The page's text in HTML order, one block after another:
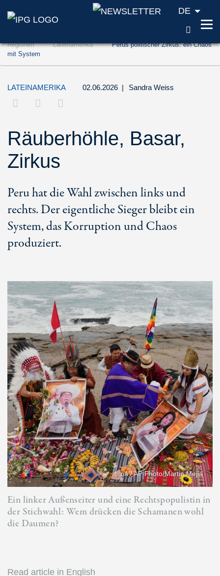
Zum Inhalt springen (Accesskey '1')
Zur Suche springen (Accesskey '2')
DE
Regionen Lateinamerika
Perus politischer Zirkus: ein Chaos
mit System
LATEINAMERIKA 02.06.2026 | Sandra Weiss
Räuberhöhle, Basar,
Zirkus
Peru hat die Wahl zwischen links und
rechts. Der eigentliche Sieger bleibt ein
System, das Korruption und Chaos
produziert.
pa / AP Photo/Martin Mejia
Ein linker Außenseiter und eine Rechtspopulistin in
der Stichwahl: Wem drücken die Schamanen wohl
die Daumen?
Read article in English